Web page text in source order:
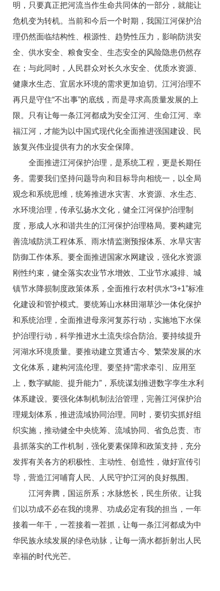
明，只要真正把河流当作生命共同体的一部分，就能让
危机变为转机。当前和今后一个时期，我国江河保护治
理仍然面临结构性、根源性、趋势性压力，影响防洪安
全、供水安全、粮食安全、生态安全的风险隐患仍然存
在；与此同时，人民群众对长久水安全、优质水资源、
健康水生态、宜居水环境的需求更加迫切。江河治理不
再只是守住“不出事”的底线，而是寻求高质量发展的上
限。只有让每一条江河都成为安全江河、生命江河、幸
福江河，才能为以中国式现代化全面推进强国建设、民
族复兴伟业提供有力的水安全保障。
全面推进江河保护治理，是系统工程，更是长期任
务。需要我们坚持问题导向和目标导向相统一，以全局
观念和系统思维，统筹推进水灾害、水资源、水生态、
水环境治理，传承弘扬水文化，健全江河保护治理制
度，形成人水和谐共生的江河保护治理格局。要构建完
善流域防洪工程体系、雨水情监测预报体系、水旱灾害
防御工作体系。要全面推进国家水网建设，强化水资源
刚性约束，健全落实农业节水增效、工业节水减排、城
镇节水降损制度政策体系，全面推行农村供水“3+1”标准
化建设和管护模式。要统筹山水林田湖草沙一体化保护
和系统治理，全面推进母亲河复苏行动，实施地下水保
护治理行动，科学推进水土流失综合防治。要持续提升
河湖水环境质量。要推动建立贯通古今、繁荣发展的水
文化体系，建构河流伦理。要坚持“需求牵引、应用至
上，数字赋能、提升能力”，系统谋划推进数字孪生水利
体系建设。要强化体制机制法治管理，完善江河保护治
理规划体系，推进流域协同治理。同时，要切实抓好组
织实施，推动健全中央统筹、流域协同、省负总责、市
县抓落实的工作机制，强化要素保障和政策支持，充分
发挥有关各方的积极性、主动性、创造性，做好宣传引
导，营造江河哺育人民、人民守护江河的良好氛围。
江河奔腾，国运所系；水脉悠长，民生所依。让我
们以功成不必在我的境界、功成必定有我的担当，一年
接着一年干，一茬接着一茬抓，让每一条江河都成为中
华民族永续发展的绿色动脉，让每一滴水都折射出人民
幸福的时代光芒。